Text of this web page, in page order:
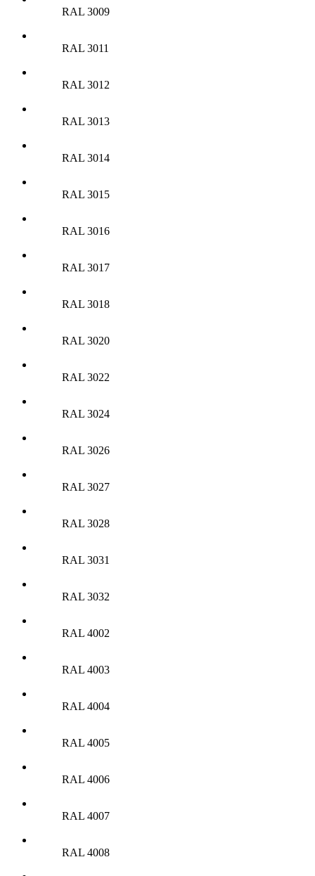
RAL 3009
RAL 3011
RAL 3012
RAL 3013
RAL 3014
RAL 3015
RAL 3016
RAL 3017
RAL 3018
RAL 3020
RAL 3022
RAL 3024
RAL 3026
RAL 3027
RAL 3028
RAL 3031
RAL 3032
RAL 4002
RAL 4003
RAL 4004
RAL 4005
RAL 4006
RAL 4007
RAL 4008